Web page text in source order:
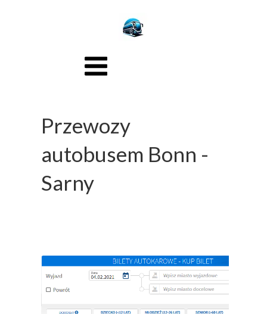
Przewozy
autobusem Bonn -
Sarny